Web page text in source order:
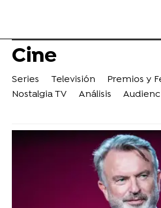
Cine
Series Televisión Premios y
Nostalgia TV
Análisis